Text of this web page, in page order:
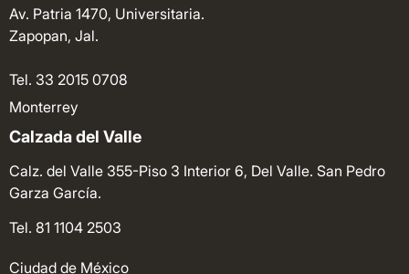
Av. Patria 1470, Universitaria.
Zapopan, Jal.
Tel. 33 2015 0708
Monterrey
Calzada del Valle
Calz. del Valle 355-Piso 3 Interior 6, Del Valle. San Pedro
Garza García.
Tel. 81 1104 2503
Ciudad de México